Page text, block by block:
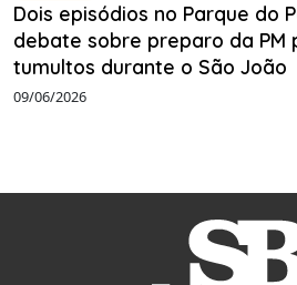
Dois episódios no Parque do
debate sobre preparo da PM
tumultos durante o São João
09/06/2026